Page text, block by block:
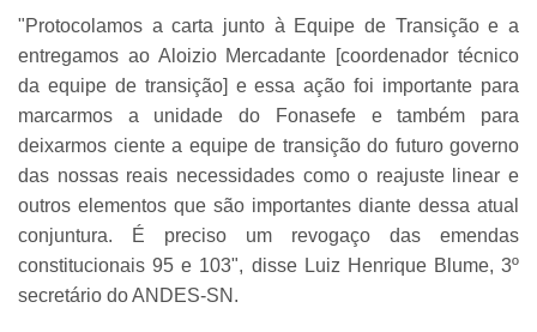
"Protocolamos a carta junto à Equipe de Transição e a
entregamos ao Aloizio Mercadante [coordenador técnico
da equipe de transição] e essa ação foi importante para
marcarmos a unidade do Fonasefe e também para
deixarmos ciente a equipe de transição do futuro governo
das nossas reais necessidades como o reajuste linear e
outros elementos que são importantes diante dessa atual
conjuntura. É preciso um revogaço das emendas
constitucionais 95 e 103", disse Luiz Henrique Blume, 3º
secretário do ANDES-SN.